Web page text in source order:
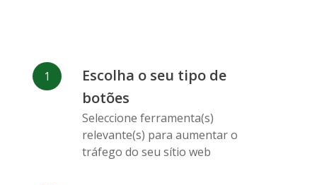
Facebook
Messenger
Odnoklassniki
Weibo
Escolha o seu tipo de
botões
Seleccione ferramenta(s)
relevante(s) para aumentar o
tráfego do seu sítio web